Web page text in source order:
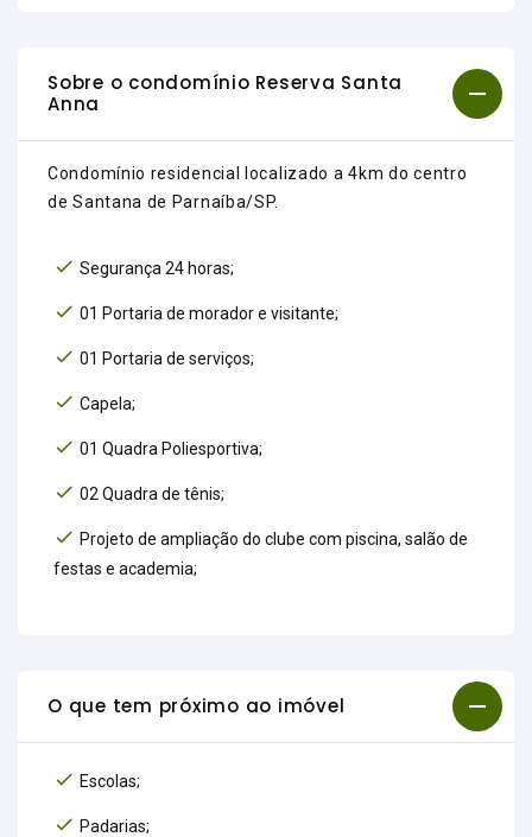
Sobre o condomínio Reserva Santa
Anna
Condomínio residencial localizado a 4km do centro
de Santana de Parnaíba/SP.
Segurança 24 horas;
01 Portaria de morador e visitante;
01 Portaria de serviços;
Capela;
01 Quadra Poliesportiva;
02 Quadra de tênis;
Projeto de ampliação do clube com piscina, salão de
festas e academia;
O que tem próximo ao imóvel
Escolas;
Padarias;